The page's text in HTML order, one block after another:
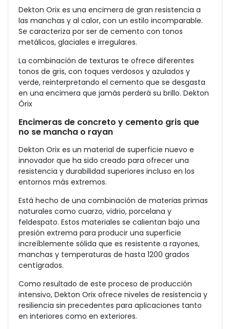
Dekton Orix es una encimera de gran resistencia a
las manchas y al calor, con un estilo incomparable.
Se caracteriza por ser de cemento con tonos
metálicos, glaciales e irregulares.
La combinación de texturas te ofrece diferentes
tonos de gris, con toques verdosos y azulados y
verde, reinterpretando el cemento que se desgasta
en una encimera que jamás perderá su brillo. Dekton
Órix
Encimeras de concreto y cemento gris que
no se mancha o rayan
Dekton Orix es un material de superficie nuevo e
innovador que ha sido creado para ofrecer una
resistencia y durabilidad superiores incluso en los
entornos más extremos.
Está hecho de una combinación de materias primas
naturales como cuarzo, vidrio, porcelana y
feldespato. Estos materiales se calientan bajo una
presión extrema para producir una superficie
increíblemente sólida que es resistente a rayones,
manchas y temperaturas de hasta 1200 grados
centígrados.
Como resultado de este proceso de producción
intensivo, Dekton Orix ofrece niveles de resistencia y
resiliencia sin precedentes para aplicaciones tanto
en interiores como en exteriores.